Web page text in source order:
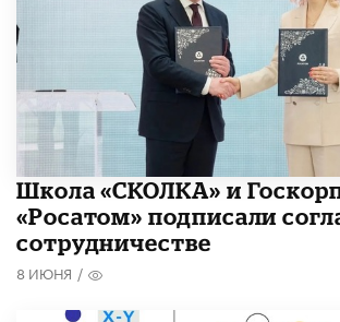
Школа «СКОЛКА» и
«Росатом» подписали
сотрудничестве
8 ИЮНЯ /